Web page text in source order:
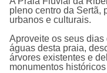
pleno centro da Sertã,
urbanos e culturais.
Aproveite os seus dias
águas desta praia,
árvores existentes e
monumentos